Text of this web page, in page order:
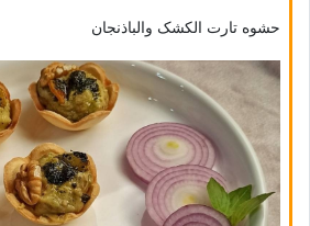
حشوه تارت الکشک والباذنجان